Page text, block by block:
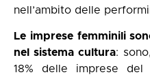
nell’ambito delle
Le imprese femminili
nel sistema cultura:
18% delle imprese del